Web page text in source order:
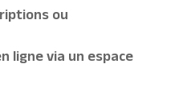
ou
ligne via un espace